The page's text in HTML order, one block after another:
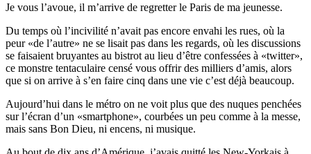
Je vous l’avoue, il m’arrive de regretter le Paris de ma jeunesse.
Du temps où l’incivilité n’avait pas encore envahi les rues, où la
peur «de l’autre» ne se lisait pas dans les regards, où les discussions
se faisaient bruyantes au bistrot au lieu d’être confessées à «twitter»,
ce monstre tentaculaire censé vous offrir des milliers d’amis, alors
que si on arrive à s’en faire cinq dans une vie c’est déjà beaucoup.
Aujourd’hui dans le métro on ne voit plus que des nuques penchées
sur l’écran d’un «smartphone», courbées un peu comme à la messe,
mais sans Bon Dieu, ni encens, ni musique.